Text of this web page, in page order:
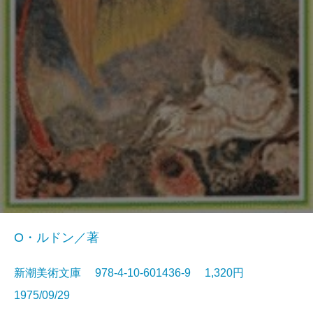
O・ルドン／著
新潮美術文庫 978-4-10-601436-9 1,320円
1975/09/29